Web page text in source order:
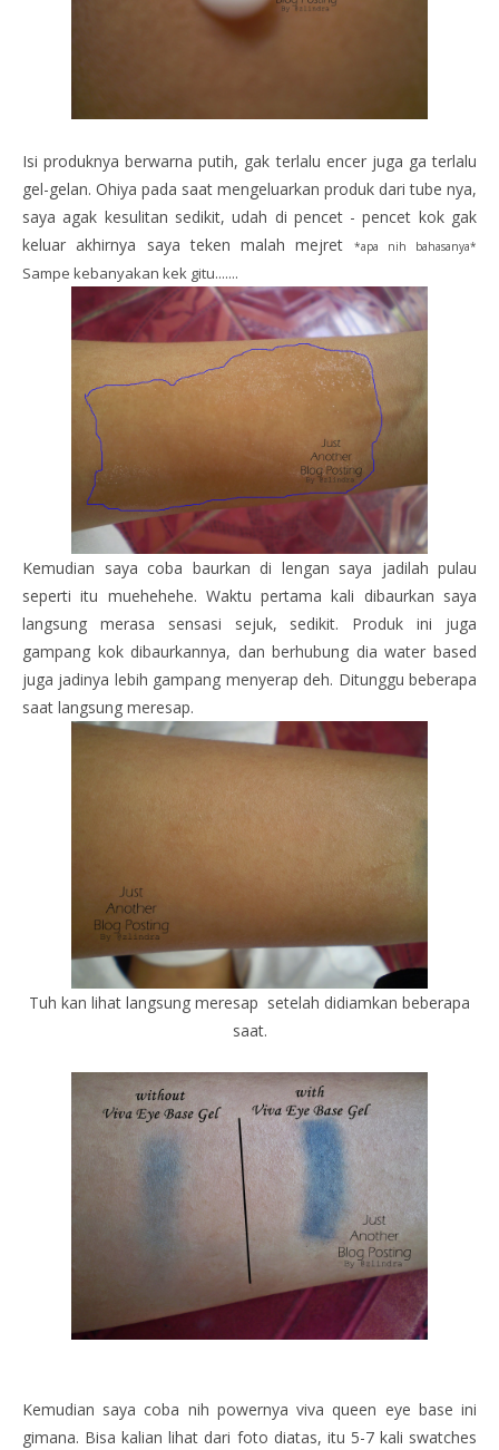
Isi produknya berwarna putih, gak terlalu encer juga ga terlalu
gel-gelan. Ohiya pada saat mengeluarkan produk dari tube nya,
saya agak kesulitan sedikit, udah di pencet - pencet kok gak
keluar akhirnya saya teken malah mejret
*apa nih bahasanya*
Sampe kebanyakan kek gitu.......
Kemudian saya coba baurkan di lengan saya jadilah pulau
seperti itu muehehehe. Waktu pertama kali dibaurkan saya
langsung merasa sensasi sejuk, sedikit. Produk ini juga
gampang kok dibaurkannya, dan berhubung dia water based
juga jadinya lebih gampang menyerap deh. Ditunggu beberapa
saat langsung meresap.
Tuh kan lihat langsung meresap setelah didiamkan beberapa
saat.
Kemudian saya coba nih powernya viva queen eye base ini
gimana. Bisa kalian lihat dari foto diatas, itu 5-7 kali swatches